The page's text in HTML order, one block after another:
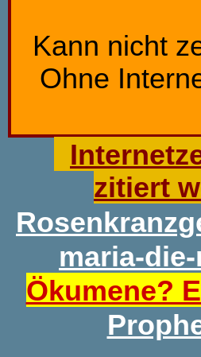
Kann nicht
Ohne
zitiert
maria-
Ökumene?